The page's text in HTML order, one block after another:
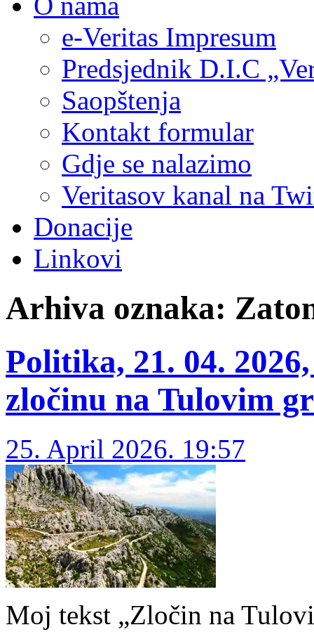
e-Veritas Impresum
Predsjednik D.I.C
Saopštenja
Kontakt formular
Gdje se nalazimo
Veritasov kanal na
Donacije
Linkovi
Arhiva oznaka:
Politika, 21. 04.
zločinu na Tulovim
25. April 2026. 19:57
Moj tekst „Zločin na